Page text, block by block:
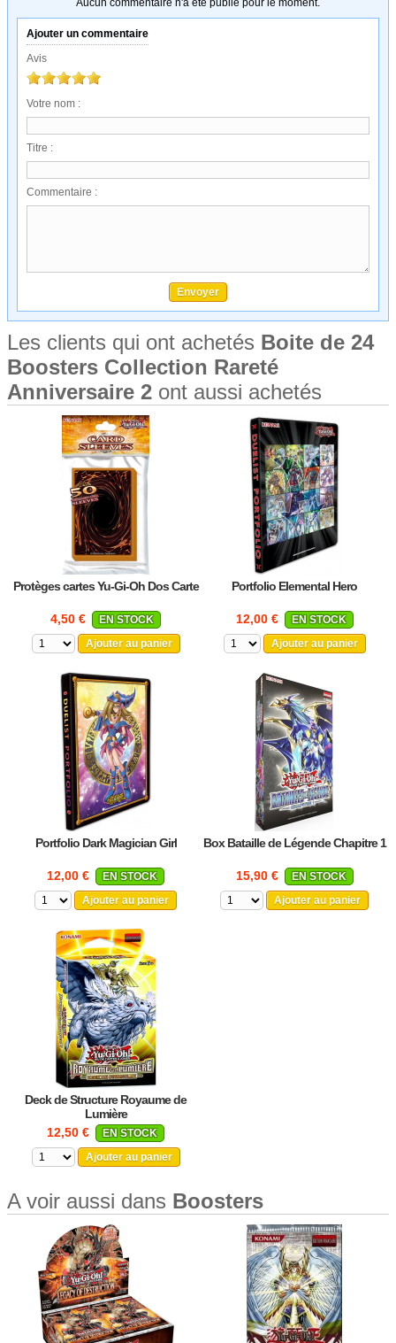
Ajouter un commentaire
Avis
Votre nom :
Titre :
Commentaire :
Les clients qui ont achetés Boite de 24
Boosters Collection Rareté
Anniversaire 2 ont aussi achetés
Protèges cartes Yu-Gi-Oh Dos Carte
4,50 €
EN STOCK
Ajouter au panier
Portfolio Elemental Hero
12,00 €
EN STOCK
Ajouter au panier
Portfolio Dark Magician Girl
12,00 €
EN STOCK
Ajouter au panier
Box Bataille de Légende Chapitre 1
15,90 €
EN STOCK
Ajouter au panier
Deck de Structure Royaume de
Lumière
12,50 €
EN STOCK
Ajouter au panier
A voir aussi dans Boosters